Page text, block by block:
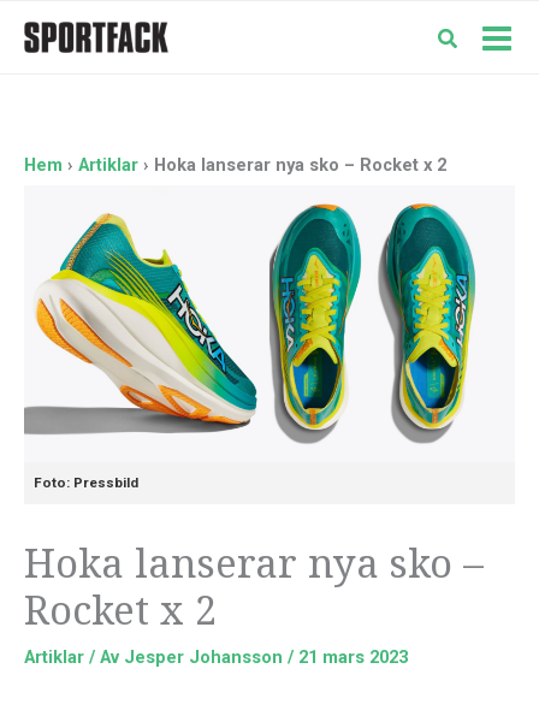
Hem Artiklar Hoka lanserar nya sko – Rocket x 2
Foto: Pressbild
Hoka lanserar nya sko –
Rocket x 2
Artiklar / Av Jesper Johansson / 21 mars 2023